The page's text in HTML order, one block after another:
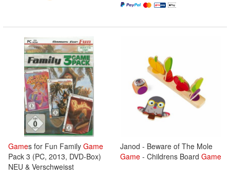
Games for Fun Family Game
Pack 3 (PC, 2013, DVD-Box)
NEU & Verschweisst
Janod - Beware of The Mole
Game - Childrens Board Game